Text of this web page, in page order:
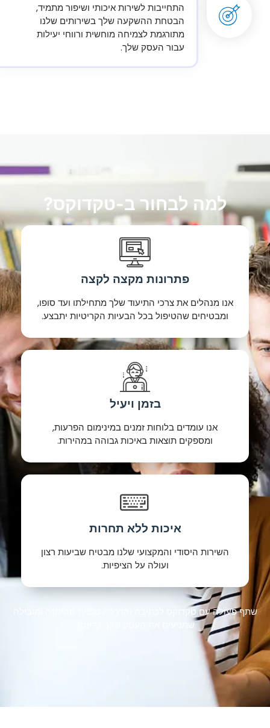
התחייבות לשירות איכותי ושיפור מתמיד,
הבטחת ההשקעה שלך בשירותים שלנו
מתורגמת לצמיחה מוחשית ורווחי יעילות
עבור העסק שלך.
למה לבחור ב-טקדוקס?
פתרונות מקצה לקצה
אנו מנהלים את צרכי התיעוד שלך מתחילתו ועד סופו,
ומבטיחים שהטיפול בכל הבעיות הקריטיות יתבצע.
בזמן ויעיל
אנו עומדים בלוחות זמנים במינימום הפרעות,
ומספקים תוצאות באיכות גבוהה במהירות.
איכות ללא תחרות
השירות היסודי והמקצועי שלנו מבטיח שביעות רצון
ועולה על הציפיות.
שתף פעולה עם טקדוקס לכתיבה והדרכה טכנית מהימנה ומובילה
שמניעים את העסק שלך קדימה.